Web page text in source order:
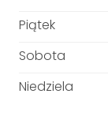
Piątek
Sobota
Niedziela